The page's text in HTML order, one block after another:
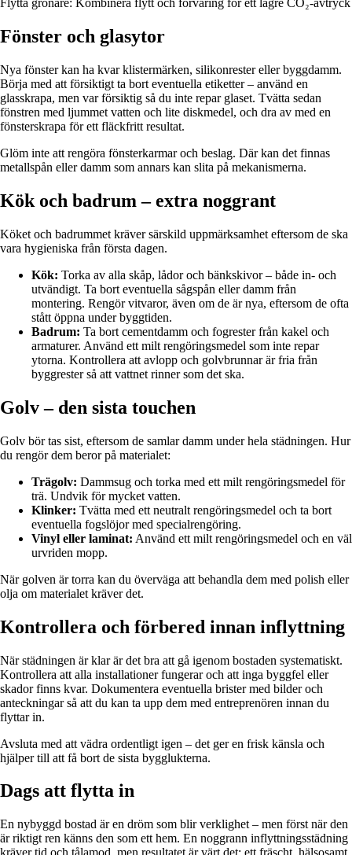
Flytta grönare: Kombinera flytt och förvaring för ett lägre CO₂-avtryck
Fönster och glasytor
Nya fönster kan ha kvar klistermärken, silikonrester eller byggdamm.
Börja med att försiktigt ta bort eventuella etiketter – använd en
glasskrapa, men var försiktig så du inte repar glaset. Tvätta sedan
fönstren med ljummet vatten och lite diskmedel, och dra av med en
fönsterskrapa för ett fläckfritt resultat.
Glöm inte att rengöra fönsterkarmar och beslag. Där kan det finnas
metallspån eller damm som annars kan slita på mekanismerna.
Kök och badrum – extra noggrant
Köket och badrummet kräver särskild uppmärksamhet eftersom de ska
vara hygieniska från första dagen.
Kök: Torka av alla skåp, lådor och bänkskivor – både in- och
utvändigt. Ta bort eventuella sågspån eller damm från
montering. Rengör vitvaror, även om de är nya, eftersom de ofta
stått öppna under byggtiden.
Badrum: Ta bort cementdamm och fogrester från kakel och
armaturer. Använd ett milt rengöringsmedel som inte repar
ytorna. Kontrollera att avlopp och golvbrunnar är fria från
byggrester så att vattnet rinner som det ska.
Golv – den sista touchen
Golv bör tas sist, eftersom de samlar damm under hela städningen. Hur
du rengör dem beror på materialet:
Trägolv: Dammsug och torka med ett milt rengöringsmedel för
trä. Undvik för mycket vatten.
Klinker: Tvätta med ett neutralt rengöringsmedel och ta bort
eventuella fogslöjor med specialrengöring.
Vinyl eller laminat: Använd ett milt rengöringsmedel och en väl
urvriden mopp.
När golven är torra kan du överväga att behandla dem med polish eller
olja om materialet kräver det.
Kontrollera och förbered innan inflyttning
När städningen är klar är det bra att gå igenom bostaden systematiskt.
Kontrollera att alla installationer fungerar och att inga byggfel eller
skador finns kvar. Dokumentera eventuella brister med bilder och
anteckningar så att du kan ta upp dem med entreprenören innan du
flyttar in.
Avsluta med att vädra ordentligt igen – det ger en frisk känsla och
hjälper till att få bort de sista bygglukterna.
Dags att flytta in
En nybyggd bostad är en dröm som blir verklighet – men först när den
är riktigt ren känns den som ett hem. En noggrann inflyttningsstädning